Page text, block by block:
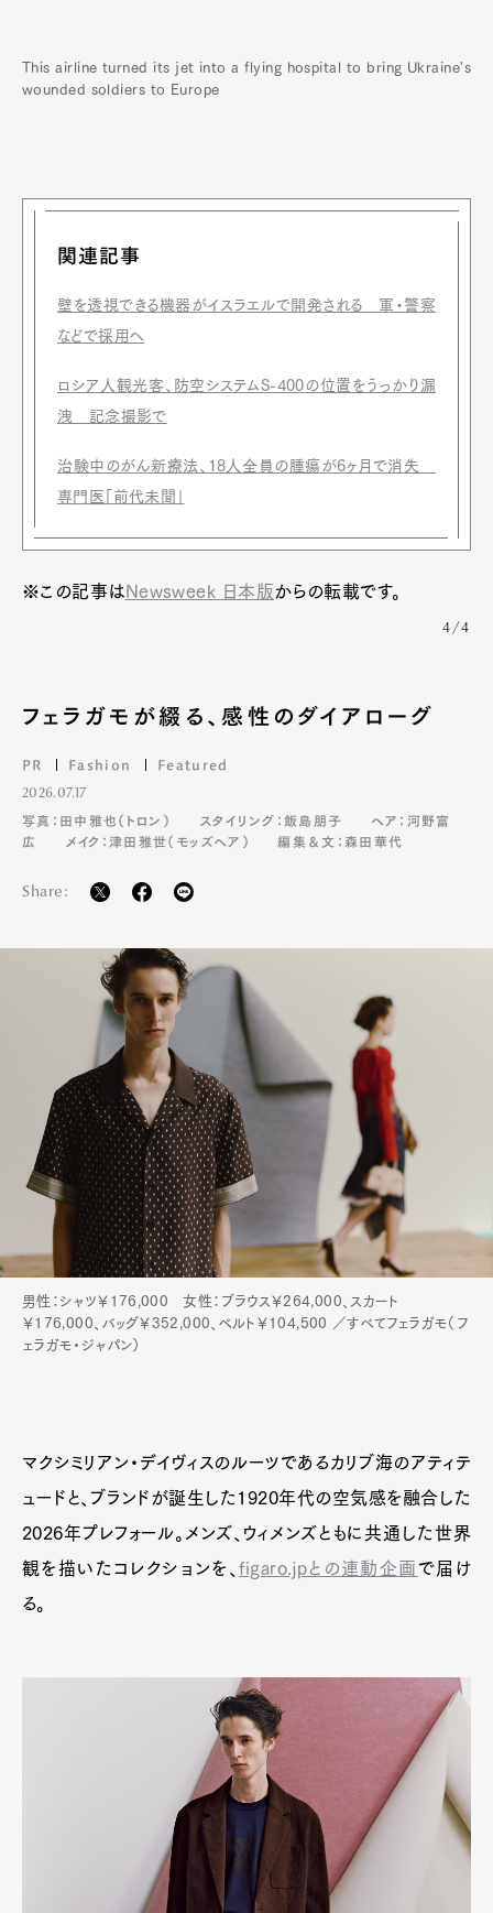
Art&DesignWatchFashion
ProductCultureLifestyle
Pen international Pen tw
This airline turned its jet into a flying hospital to bring Ukraine's
wounded soldiers to Europe
関連記事
壁を透視できる機器がイスラエルで開発される 軍・警察
などで採用へ
ロシア人観光客、防空システムS-400の位置をうっかり漏
洩 記念撮影で
治験中のがん新療法、18人全員の腫瘍が6ヶ月で消失
専門医「前代未聞」
※この記事はNewsweek 日本版からの転載です。
4/4
フェラガモが綴る、感性のダイアローグ
PR Fashion Featured
2026.07.17
写真：田中雅也（トロン）
スタイリング：飯島朋子
ヘア：河野富
広
メイク：津田雅世（モッズヘア） 編集＆文：森田華代
Share:
男性：シャツ￥176,000 女性：ブラウス￥264,000、スカート
￥176,000、バッグ￥352,000、ベルト￥104,500 ／すべてフェラガモ（フ
ェラガモ・ジャパン）
マクシミリアン・デイヴィスのルーツであるカリブ海のアティテ
ュードと、ブランドが誕生した1920年代の空気感を融合した
2026年プレフォール。メンズ、ウィメンズともに共通した世界
観を描いたコレクションを、figaro.jpとの連動企画 で届け
る。